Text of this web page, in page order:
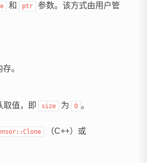
和 ptr
参数。该方式由用户管
。
取值，即 size 为 0 。
（C++）或